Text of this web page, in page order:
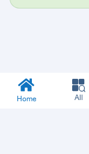
Home All